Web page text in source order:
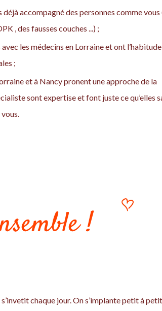
accompagné des personnes comme vous
, des fausses couches ...) ;
les médecins en Lorraine et ont l’habitude
;
et à Nancy pronent une approche de la
sont expertise et font juste ce qu’elles
!
chaque jour. On s’implante petit à